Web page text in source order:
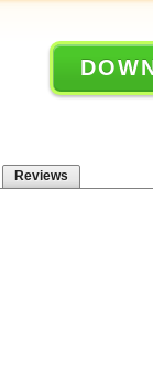
Reviews